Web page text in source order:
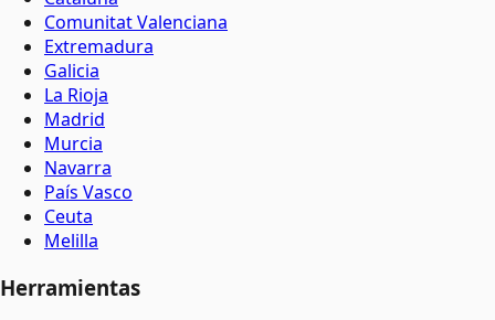
Comunitat Valenciana
Extremadura
Galicia
La Rioja
Madrid
Murcia
Navarra
País Vasco
Ceuta
Melilla
Herramientas